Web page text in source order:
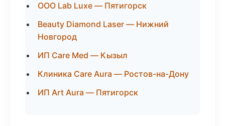
ООО Lab Luxe — Пятигорск
Beauty Diamond Laser — Нижний
Новгород
ИП Care Med — Кызыл
Клиника Care Aura — Ростов-на-Дону
ИП Art Aura — Пятигорск